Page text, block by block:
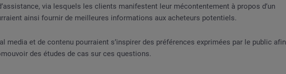
via lesquels les clients manifestent leur mécontentement à propos d’un
ainsi fournir de meilleures informations aux acheteurs potentiels.
media et de contenu pourraient s’inspirer des préférences exprimées par le public afin
des études de cas sur ces questions.